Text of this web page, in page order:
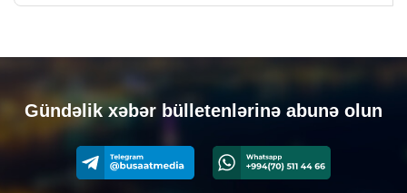
Gündəlik xəbər bülletenlərinə abunə olun